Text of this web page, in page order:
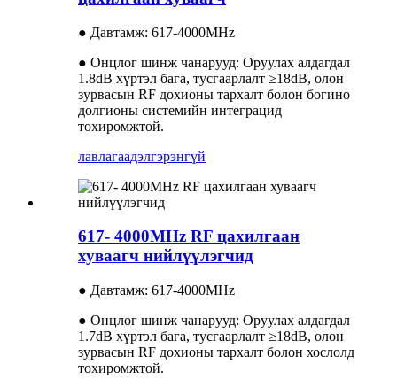
● Давтамж: 617-4000MHz
● Онцлог шинж чанарууд: Оруулах алдагдал
1.8dB хүртэл бага, тусгаарлалт ≥18dB, олон
зурвасын RF дохионы тархалт болон богино
долгионы системийн интеграцид
тохиромжтой.
лавлагаадэлгэрэнгүй
617- 4000MHz RF цахилгаан
хуваагч нийлүүлэгчид
● Давтамж: 617-4000MHz
● Онцлог шинж чанарууд: Оруулах алдагдал
1.7dB хүртэл бага, тусгаарлалт ≥18dB, олон
зурвасын RF дохионы тархалт болон хослолд
тохиромжтой.